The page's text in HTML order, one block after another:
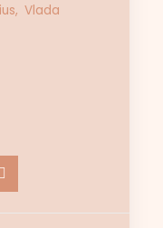
Vlada